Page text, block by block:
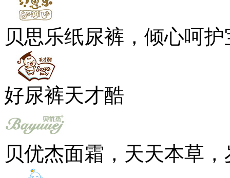
贝思乐纸尿裤，倾心呵
好尿裤天才酷
贝优杰面霜，天天本草